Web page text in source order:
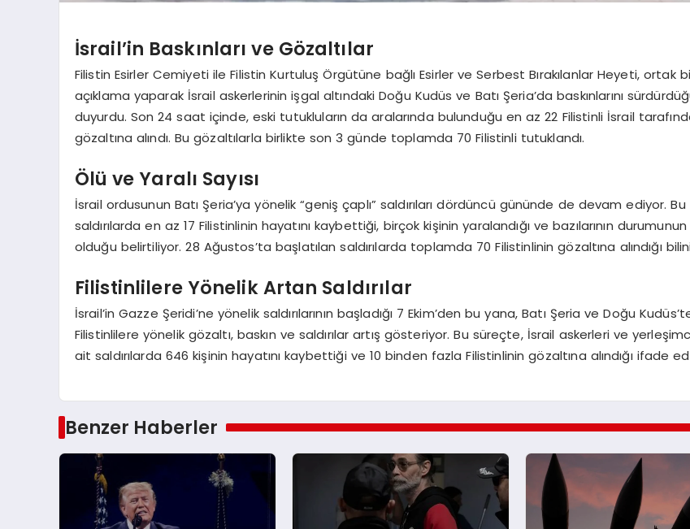
İsrail’in Baskınları ve Gözaltılar
Filistin Esirler Cemiyeti ile Filistin Kurtuluş Örgütüne bağlı Esirler ve Serbest Bırakılanlar Heyeti, ortak
açıklama yaparak İsrail askerlerinin işgal altındaki Doğu Kudüs ve Batı Şeria’da baskınlarını
duyurdu. Son 24 saat içinde, eski tutukluların da aralarında bulunduğu en az 22 Filistinli İsrail
gözaltına alındı. Bu gözaltılarla birlikte son 3 günde toplamda 70 Filistinli tutuklandı.
Ölü ve Yaralı Sayısı
İsrail ordusunun Batı Şeria’ya yönelik “geniş çaplı” saldırıları dördüncü gününde de devam ediyor. Bu
saldırılarda en az 17 Filistinlinin hayatını kaybettiği, birçok kişinin yaralandığı ve bazılarının
olduğu belirtiliyor. 28 Ağustos’ta başlatılan saldırılarda toplamda 70 Filistinlinin gözaltına alındığı
Filistinlilere Yönelik Artan Saldırılar
İsrail’in Gazze Şeridi’ne yönelik saldırılarının başladığı 7 Ekim’den bu yana, Batı Şeria ve Doğu
Filistinlilere yönelik gözaltı, baskın ve saldırılar artış gösteriyor. Bu süreçte, İsrail askerleri ve
ait saldırılarda 646 kişinin hayatını kaybettiği ve 10 binden fazla Filistinlinin gözaltına alındığı ifade
Benzer Haberler